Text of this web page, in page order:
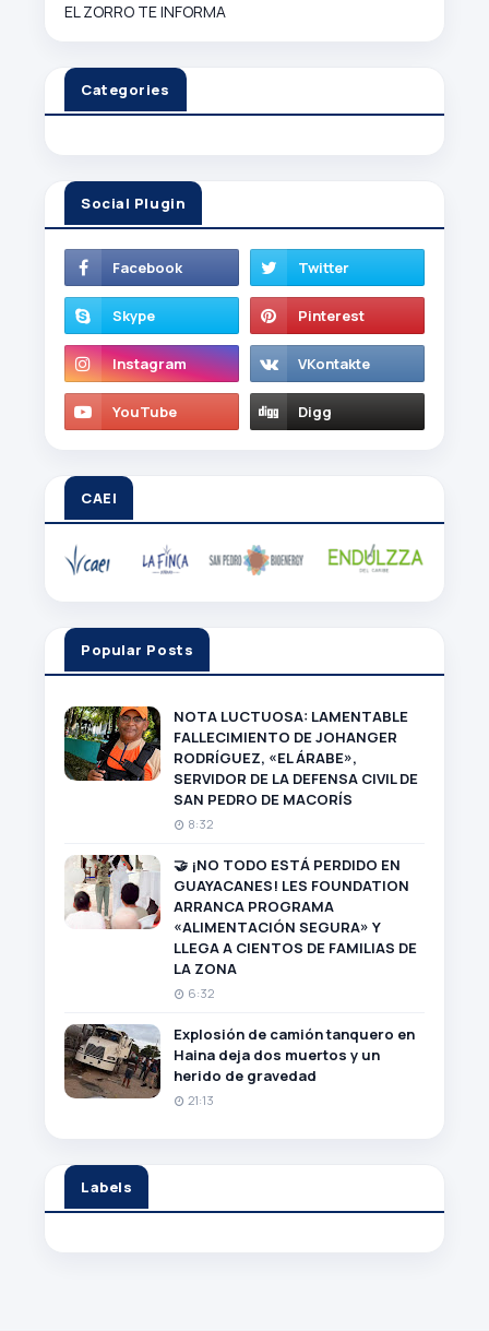
EL ZORRO TE INFORMA
Categories
Social Plugin
CAEI
Popular Posts
NOTA LUCTUOSA: LAMENTABLE
FALLECIMIENTO DE JOHANGER
RODRÍGUEZ, «EL ÁRABE»,
SERVIDOR DE LA DEFENSA CIVIL DE
SAN PEDRO DE MACORÍS
8:32
🤝 ¡NO TODO ESTÁ PERDIDO EN
GUAYACANES! LES FOUNDATION
ARRANCA PROGRAMA
«ALIMENTACIÓN SEGURA» Y
LLEGA A CIENTOS DE FAMILIAS DE
LA ZONA
6:32
Explosión de camión tanquero en
Haina deja dos muertos y un
herido de gravedad
21:13
Labels